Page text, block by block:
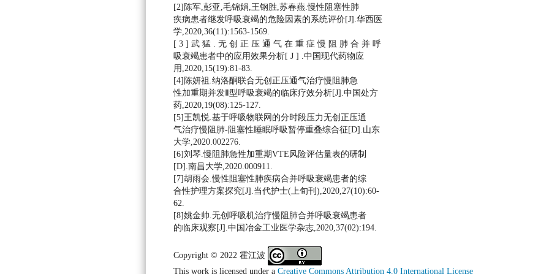
[2]陈军,彭亚,毛锦娟,王钢胜,苏春燕.慢性阻塞性肺
疾病患者继发呼吸衰竭的危险因素的系统评价[J].华西医
学,2020,36(11):1563-1569.
[ 3 ] 武 猛 . 无 创 正 压 通 气 在 重 症 慢 阻 肺 合 并 呼
吸衰竭患者中的应用效果分析[ J ] .中国现代药物应
用,2020,15(19):81-83.
[4]陈妍祖.纳洛酮联合无创正压通气治疗慢阻肺急
性加重期并发Ⅱ型呼吸衰竭的临床疗效分析[J].中国处方
药,2020,19(08):125-127.
[5]王凯悦.基于呼吸物联网的分时段压力无创正压通
气治疗慢阻肺-阻塞性睡眠呼吸暂停重叠综合征[D].山东
大学,2020.002276.
[6]刘琴.慢阻肺急性加重期VTE风险评估量表的研制
[D].南昌大学,2020.000911.
[7]胡雨会.慢性阻塞性肺疾病合并呼吸衰竭患者的综
合性护理方案探究[J].当代护士(上旬刊),2020,27(10):60-
62.
[8]姚金帅.无创呼吸机治疗慢阻肺合并呼吸衰竭患者
的临床观察[J].中国冶金工业医学杂志,2020,37(02):194.
Copyright © 2022 霍江波
This work is licensed under a Creative Commons Attribution 4.0 International License